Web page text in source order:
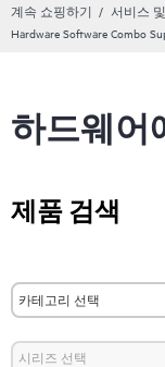
계속 쇼핑하기 서비스
Hardware Software Combo
하드웨어
제품 검색